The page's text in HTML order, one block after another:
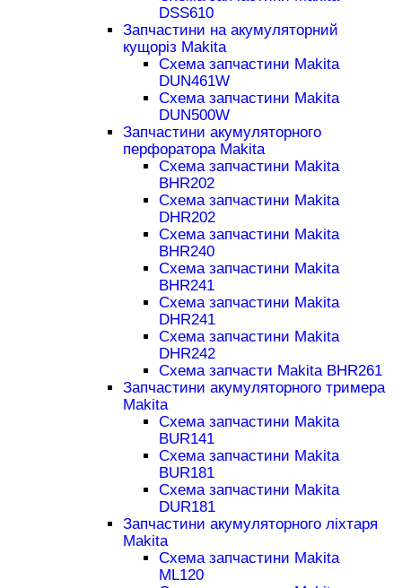
DSS610
Запчастини на акумуляторний
кущоріз Makita
Схема запчастини Makita
DUN461W
Схема запчастини Makita
DUN500W
Запчастини акумуляторного
перфоратора Makita
Схема запчастини Makita
BHR202
Схема запчастини Makita
DHR202
Схема запчастини Makita
BHR240
Схема запчастини Makita
BHR241
Схема запчастини Makita
DHR241
Схема запчастини Makita
DHR242
Схема запчасти Makita BHR261
Запчастини акумуляторного тримера
Makita
Схема запчастини Makita
BUR141
Схема запчастини Makita
BUR181
Схема запчастини Makita
DUR181
Запчастини акумуляторного ліхтаря
Makita
Схема запчастини Makita
ML120